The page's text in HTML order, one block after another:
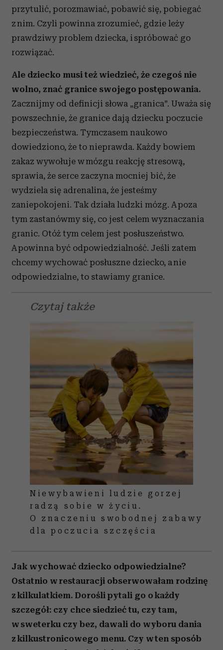
przytulić, porozmawiać, pobawić się, pobiegać
z nim. Czyli powinna zrozumieć, gdzie leży
prawdziwy problem dziecka, i spróbować go
rozwiązać.
Ale dziecko musi też wiedzieć, że czegoś nie
wolno, znać granice swojego postępowania.
Zacznijmy od definicji słowa „granica”. Uważa się
powszechnie, że granice dają dziecku poczucie
bezpieczeństwa. Tymczasem naukowo
dowiedziono, że to nieprawda. Każdy bowiem
zakaz wywołuje w mózgu reakcję stresową,
sprawia, że serce zaczyna mocniej bić, że
wydziela się adrenalina, że jesteśmy
zaniepokojeni. Tak działa ludzki mózg. A poza
tym zastanówmy się, co jest celem wyznaczania
granic. Otóż tym celem jest posłuszeństwo.
A powinna być odpowiedzialność. Jeśli zatem
chcemy wychować posłuszne dziecko, a nie
odpowiedzialne, to stawiamy granice.
Czytaj także
Niewybawieni ludzie gorzej
radzą sobie w życiu.
O znaczeniu swobodnej zabawy
dla poczucia szczęścia
Jak wychować dziecko odpowiedzialne?
Ostatnio w restauracji obserwowałam rodzinę
z kilkulatkiem. Dorośli pytali go o każdy
szczegół: czy chce siedzieć tu, czy tam,
w sweterku czy bez, dawali do wyboru dania
z kilkustronicowego menu. Czy w ten sposób